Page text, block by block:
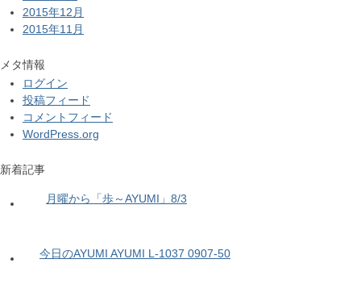
2015年12月
2015年11月
メタ情報
ログイン
投稿フィード
コメントフィード
WordPress.org
新着記事
月曜から「歩～AYUMI」8/3
今日のAYUMI AYUMI L-1037 0907-50